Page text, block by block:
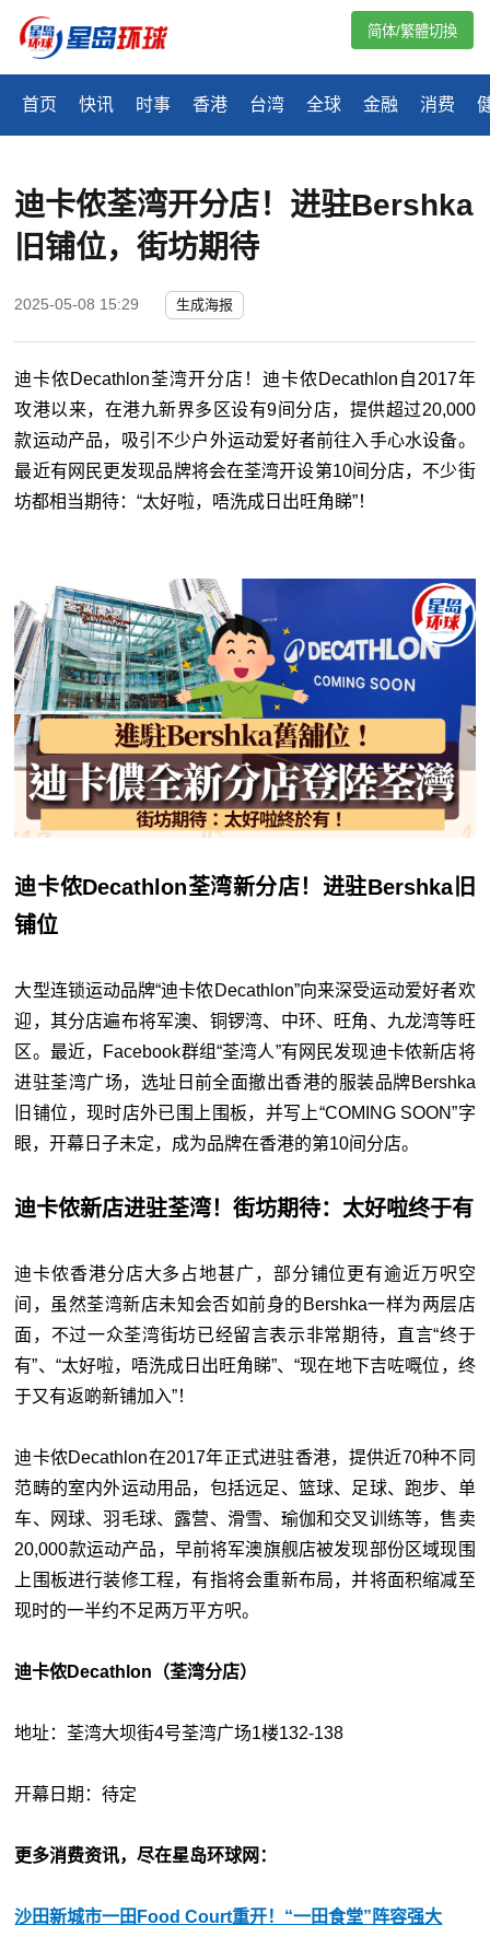
首页 快讯 时事 香港 台湾 全球 金融 消费
简体/繁體切換
迪卡侬荃湾开分店！进驻Bershka
旧铺位，街坊期待
2025-05-08 15:29 生成海报
迪卡侬Decathlon荃湾开分店！迪卡侬Decathlon自2017年
攻港以来，在港九新界多区设有9间分店，提供超过20,000
款运动产品，吸引不少户外运动爱好者前往入手心水设备。
最近有网民更发现品牌将会在荃湾开设第10间分店，不少街
坊都相当期待：“太好啦，唔洗成日出旺角睇”！
迪卡侬Decathlon荃湾新分店！进驻Bershka旧
铺位
大型连锁运动品牌“迪卡侬Decathlon”向来深受运动爱好者欢
迎，其分店遍布将军澳、铜锣湾、中环、旺角、九龙湾等旺
区。最近，Facebook群组“荃湾人”有网民发现迪卡侬新店将
进驻荃湾广场，选址日前全面撤出香港的服装品牌Bershka
旧铺位，现时店外已围上围板，并写上“COMING SOON”字
眼，开幕日子未定，成为品牌在香港的第10间分店。
迪卡侬新店进驻荃湾！街坊期待：太好啦终于有
迪卡侬香港分店大多占地甚广，部分铺位更有逾近万呎空
间，虽然荃湾新店未知会否如前身的Bershka一样为两层店
面，不过一众荃湾街坊已经留言表示非常期待，直言“终于
有”、“太好啦，唔洗成日出旺角睇”、“现在地下吉咗嘅位，终
于又有返啲新铺加入”！
迪卡侬Decathlon在2017年正式进驻香港，提供近70种不同
范畴的室内外运动用品，包括远足、篮球、足球、跑步、单
车、网球、羽毛球、露营、滑雪、瑜伽和交叉训练等，售卖
20,000款运动产品，早前将军澳旗舰店被发现部份区域现围
上围板进行装修工程，有指将会重新布局，并将面积缩减至
现时的一半约不足两万平方呎。
迪卡侬Decathlon（荃湾分店）
地址：荃湾大坝街4号荃湾广场1楼132-138
开幕日期：待定
更多消费资讯，尽在星岛环球网：
沙田新城市一田Food Court重开！“一田食堂”阵容强大